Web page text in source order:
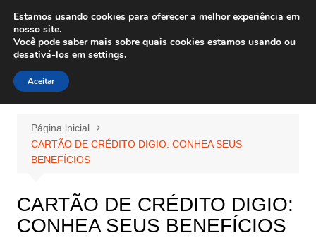
para
conteúdo
Wiley Wales
corais algas e vida marinha
Página inicial
CARTÃO DE CRÉDITO DIGIO: CONHEA SEUS
BENEFÍCIOS
CARTÃO DE CRÉDITO DIGIO:
CONHEA SEUS BENEFÍCIOS
Estamos usando cookies para oferecer a melhor experiência em
nosso site.
Você pode saber mais sobre quais cookies estamos usando ou
desativá-los em settings.
Aceitar